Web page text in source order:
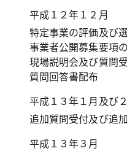
平成１２年１２月
特定事業の評価及び
事業者公開募集要項
現場説明会及び質問
質問回答書配布
平成１３年１月及び
追加質問受付及び追
平成１３年３月